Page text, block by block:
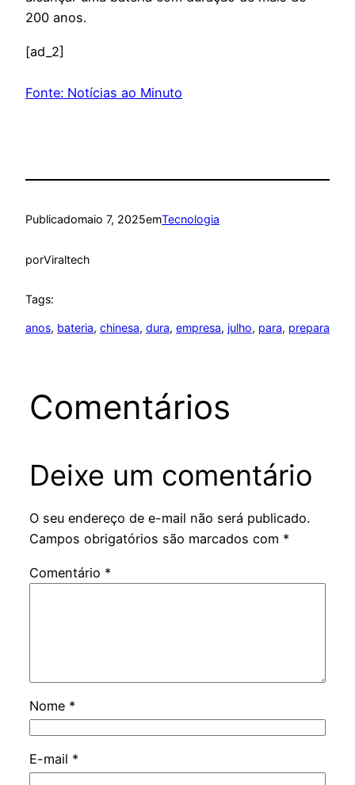
200 anos.
[ad_2]
Fonte: Notícias ao Minuto
Publicadomaio 7, 2025emTecnologia
porViraltech
Tags:
anos, bateria, chinesa, dura, empresa, julho, para, prepara
Comentários
Deixe um comentário
O seu endereço de e-mail não será publicado.
Campos obrigatórios são marcados com *
Comentário *
Nome *
E-mail *